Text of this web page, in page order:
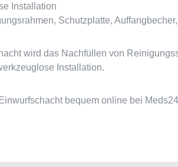
Installation
Schutzplatte,
wird das Nachfüllen von
Installation.
bequem online bei